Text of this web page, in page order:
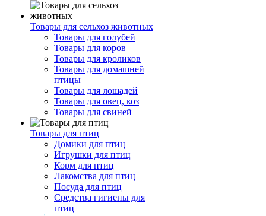
Товары для сельхоз животных
Товары для голубей
Товары для коров
Товары для кроликов
Товары для домашней
птицы
Товары для лошадей
Товары для овец, коз
Товары для свиней
Товары для птиц
Домики для птиц
Игрушки для птиц
Корм для птиц
Лакомства для птиц
Посуда для птиц
Средства гигиены для
птиц